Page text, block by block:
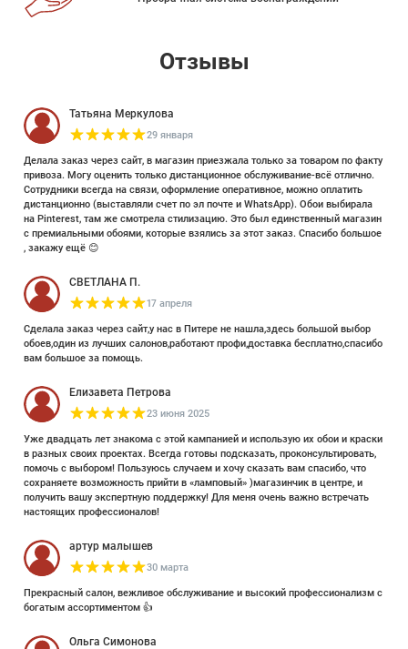
Отзывы
Татьяна Меркулова
29 января
Делала заказ через сайт, в магазин приезжала только за товаром по факту
привоза. Могу оценить только дистанционное обслуживание-всё отлично.
Сотрудники всегда на связи, оформление оперативное, можно оплатить
дистанционно (выставляли счет по эл почте и WhatsApp). Обои выбирала
на Pinterest, там же смотрела стилизацию. Это был единственный магазин
с премиальными обоями, которые взялись за этот заказ. Спасибо большое
, закажу ещё 😊
СВЕТЛАНА П.
17 апреля
Сделала заказ через сайт,у нас в Питере не нашла,здесь большой выбор
обоев,один из лучших салонов,работают профи,доставка бесплатно,спасибо
вам большое за помощь.
Елизавета Петрова
23 июня 2025
Уже двадцать лет знакома с этой кампанией и использую их обои и краски
в разных своих проектах. Всегда готовы подсказать, проконсультировать,
помочь с выбором! Пользуюсь случаем и хочу сказать вам спасибо, что
сохраняете возможность прийти в «ламповый» )магазинчик в центре, и
получить вашу экспертную поддержку! Для меня очень важно встречать
настоящих профессионалов!
артур малышев
30 марта
Прекрасный салон, вежливое обслуживание и высокий профессионализм с
богатым ассортиментом 👍
Ольга Симонова